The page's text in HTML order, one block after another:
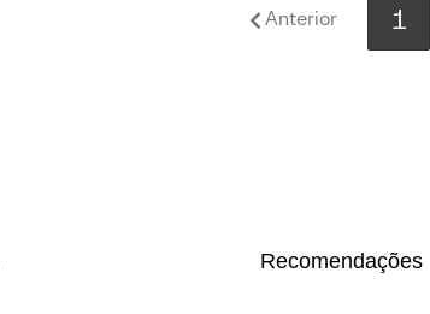
Anterior 1
Recomendações